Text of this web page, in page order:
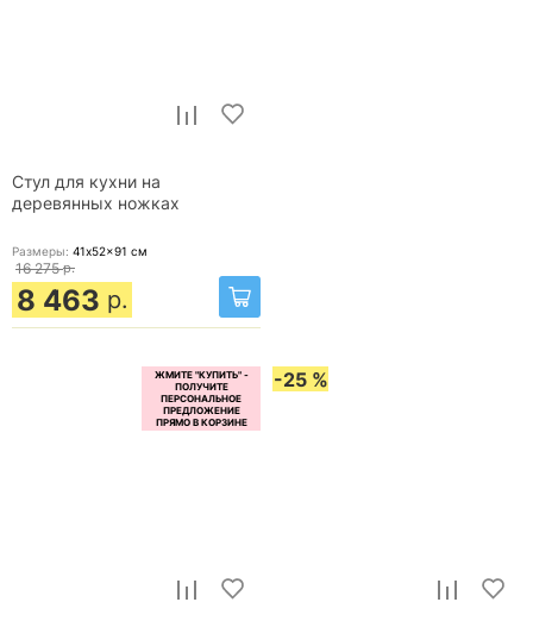
Стул для кухни на
деревянных ножках
Размеры: 41x52x91 см
16 275 р.
8 463 р.
-25 %